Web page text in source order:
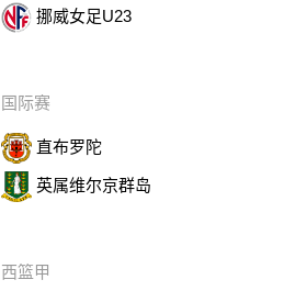
挪威女足U23
国际赛
直布罗陀
英属维尔京群岛
西篮甲